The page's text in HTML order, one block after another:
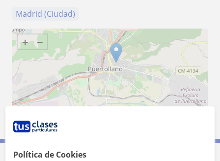
Madrid (Ciudad)
+ −
1 mi
Política de Cookies